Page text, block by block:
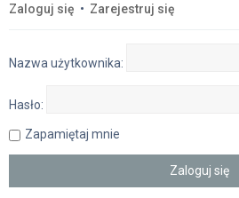
Zaloguj się • Zarejestruj się
Nazwa użytkownika:
Hasło:
Zapamiętaj mnie